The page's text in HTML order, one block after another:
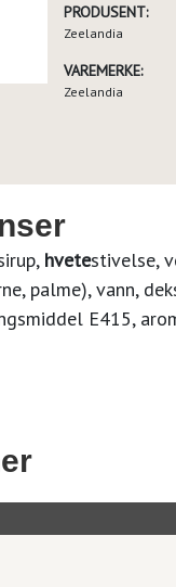
PRODUSENT:
Zeelandia
VAREMERKE:
Zeelandia
hvetestivelse,
palme), vann,
E415,